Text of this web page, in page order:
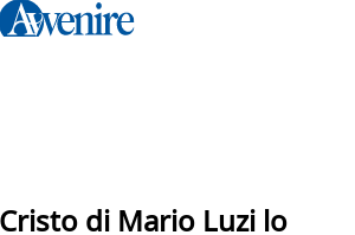
di Mario Luzi lo